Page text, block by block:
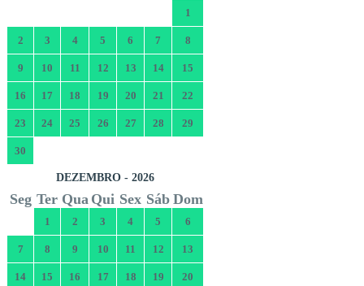
1
2 3 4 5 6 7 8
9 10 11 12 13 14 15
16 17 18 19 20 21 22
23 24 25 26 27 28 29
30
DEZEMBRO - 2026
Seg Ter Qua Qui Sex Sáb Dom
1 2 3 4 5 6
7 8 9 10 11 12 13
14 15 16 17 18 19 20